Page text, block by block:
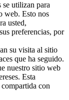
se utilizan para
web. Esto nos
usted,
preferencias, por
su visita al sitio
que ha seguido.
nuestro sitio web
Esta
con